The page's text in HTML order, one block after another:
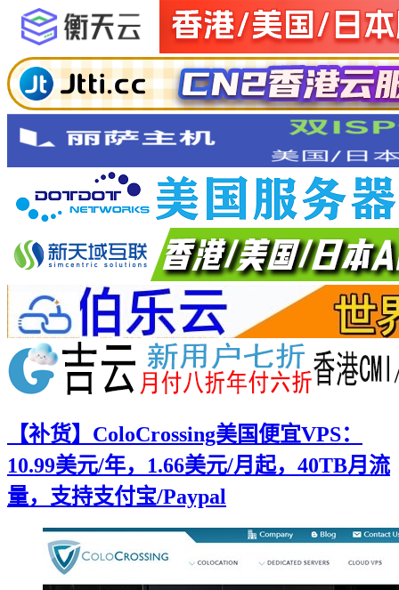
【补货】ColoCrossing美国便宜VPS：
10.99美元/年，1.66美元/月起，40TB月流
量，支持支付宝/Paypal